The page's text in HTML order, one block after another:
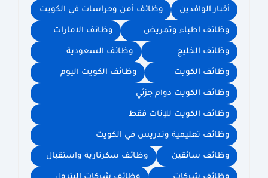
أخبار الوافدين وظائف أمن وحراسات في الكويت
وظائف اطباء وتمريض وظائف الامارات
وظائف الخليج وظائف السعودية
وظائف الكويت وظائف الكويت اليوم
وظائف الكويت دوام جزئي
وظائف الكويت للإناث فقط
وظائف تعليمية وتدريس في الكويت
وظائف سائقين وظائف سكرتارية واستقبال